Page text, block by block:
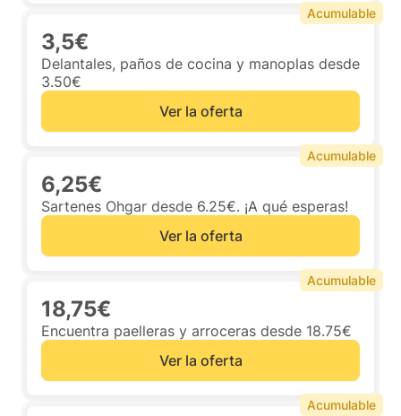
3,5€
Delantales, paños de cocina y manoplas desde
3.50€
Ver la oferta
Acumulable
6,25€
Sartenes Ohgar desde 6.25€. ¡A qué esperas!
Ver la oferta
Acumulable
18,75€
Encuentra paelleras y arroceras desde 18.75€
Ver la oferta
Acumulable
Acumulable